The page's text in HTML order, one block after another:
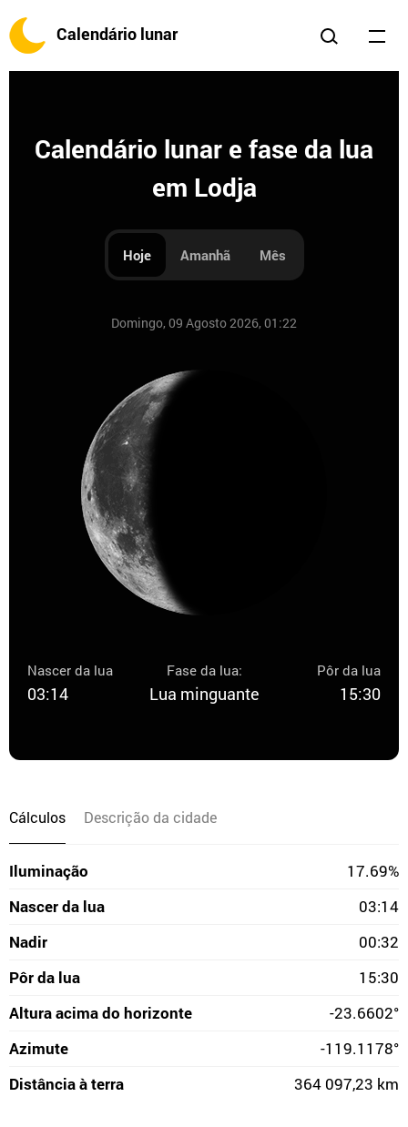
Calendário lunar
Calendário lunar e fase da lua
em Lodja
Hoje Amanhã Mês
Domingo, 09 Agosto 2026, 01:22
Nascer da lua
03:14
Fase da lua:
Lua minguante
Pôr da lua
15:30
Cálculos Descrição da cidade
Iluminação
17.69%
Nascer da lua
03:14
Nadir
00:32
Pôr da lua
15:30
Altura acima do horizonte
-23.6602°
Azimute
-119.1178°
Distância à terra
364 097,23 km